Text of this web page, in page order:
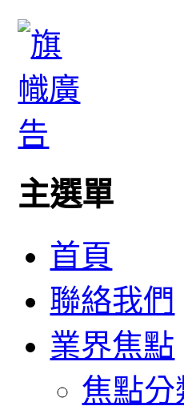
主選單
首頁
聯絡我們
業界焦點
焦點分